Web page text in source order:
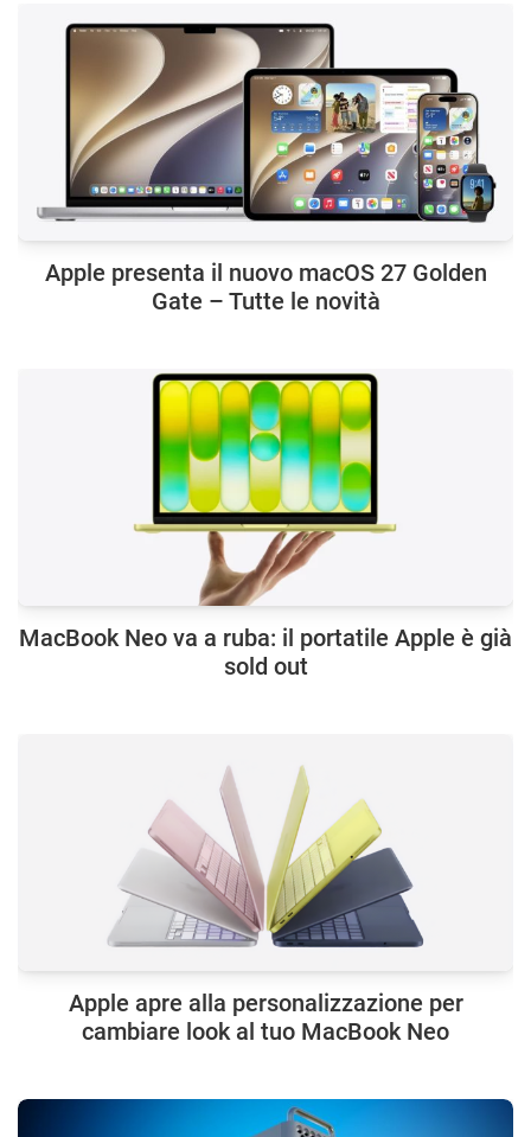
Apple presenta il nuovo macOS 27 Golden
Gate – Tutte le novità
MacBook Neo va a ruba: il portatile Apple è già
sold out
Apple apre alla personalizzazione per
cambiare look al tuo MacBook Neo